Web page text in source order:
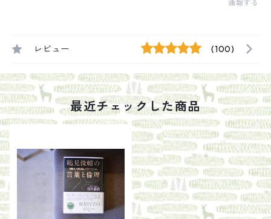
通報する
レビュー (100)
最近チェックした商品